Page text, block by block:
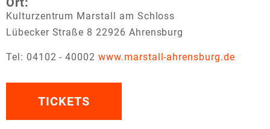
Kulturzentrum Marstall am Schloss
Lübecker Straße 8 22926 Ahrensburg
Tel: 04102 - 40002www.marstall-ahrensburg.de
TICKETS